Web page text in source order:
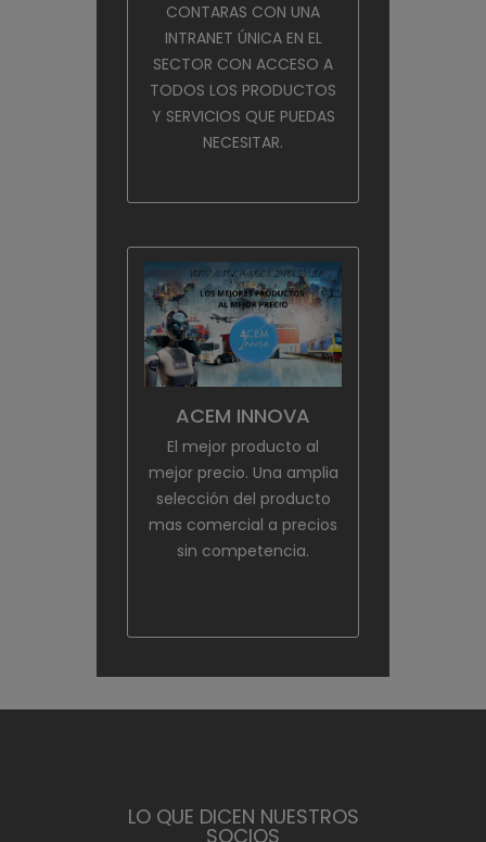
CONTARAS CON UNA
INTRANET ÚNICA EN EL
SECTOR CON ACCESO A
TODOS LOS PRODUCTOS
Y SERVICIOS QUE PUEDAS
NECESITAR.
ACEM INNOVA
El mejor producto al
mejor precio. Una amplia
selección del producto
mas comercial a precios
sin competencia.
LO QUE DICEN NUESTROS
SOCIOS